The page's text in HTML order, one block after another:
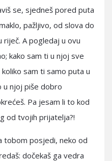
se, sjedneš pored puta
pažljivo, od slova do
A pogledaj u ovu
kako sam ti u njoj sve
sam ti samo puta u
u njoj piše dobro
Pa jesam li to kod
od tvojih prijatelja?!
tobom posjedi, neko od
dočekaš ga vedra